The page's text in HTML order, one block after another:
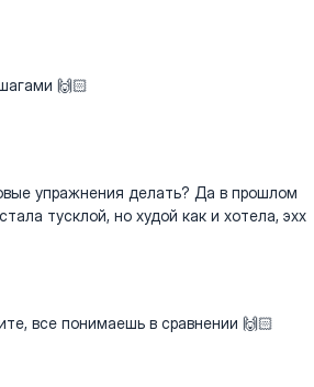
🙌🏻
упражнения делать? Да в прошлом
тусклой, но худой как и хотела, эхх
все понимаешь в сравнении 🙌🏻